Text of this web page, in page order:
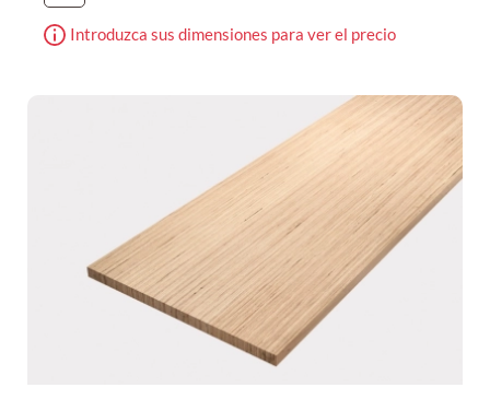
Introduzca sus dimensiones para ver el precio